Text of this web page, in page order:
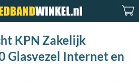
KPN Zakelijk
Glasvezel Internet en